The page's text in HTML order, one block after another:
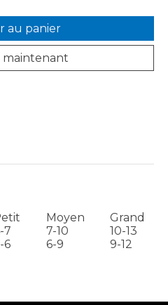
au panier
maintenant
Moyen
Grand
7 7-10
10-13
6 6-9 9-12